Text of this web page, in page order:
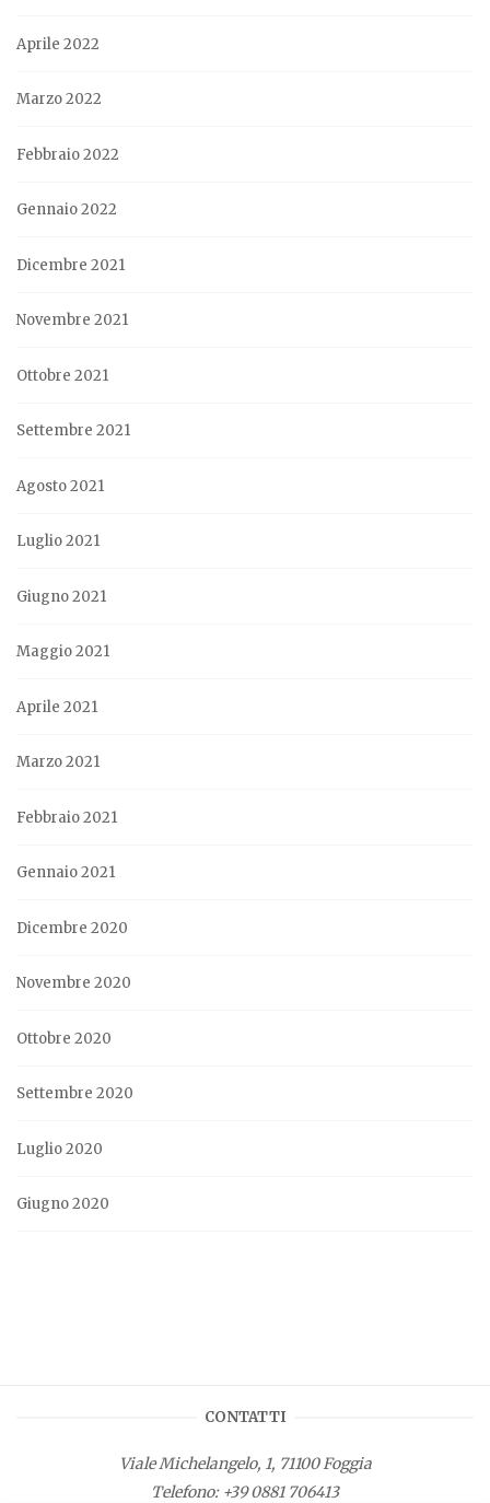
Aprile 2022
Marzo 2022
Febbraio 2022
Gennaio 2022
Dicembre 2021
Novembre 2021
Ottobre 2021
Settembre 2021
Agosto 2021
Luglio 2021
Giugno 2021
Maggio 2021
Aprile 2021
Marzo 2021
Febbraio 2021
Gennaio 2021
Dicembre 2020
Novembre 2020
Ottobre 2020
Settembre 2020
Luglio 2020
Giugno 2020
CONTATTI
Viale Michelangelo, 1, 71100 Foggia
Telefono: +39 0881 706413